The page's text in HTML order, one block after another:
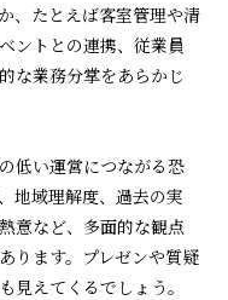
、たとえば客室管理や清
ントとの連携、従業員
な業務分掌をあらかじ
低い運営につながる恐
地域理解度、過去の実
意など、多面的な観点
ります。プレゼンや質疑
見えてくるでしょう。